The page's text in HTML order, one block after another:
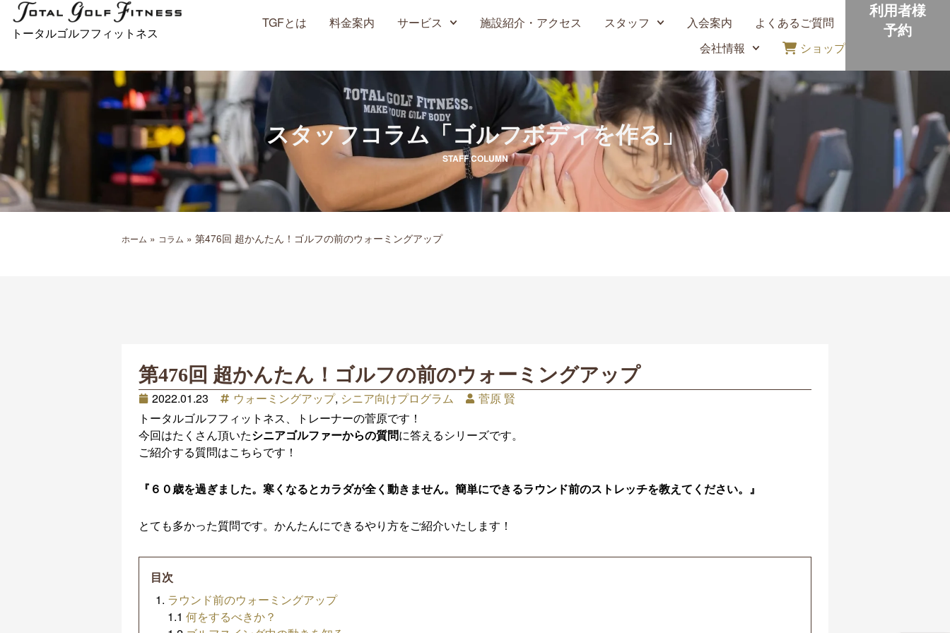
キ
ッ
プ
トータルゴルフフィットネス
TGFとは 料金案内 サービス 施設紹介・アクセス スタッフ 入会案内
よくあるご質問
会社情報
ショップ
利用者様
予約
スタッフコラム「ゴルフボディを作る」
STAFF COLUMN
ホーム » コラム » 第476回 超かんたん！ゴルフの前のウォーミングアップ
第476回 超かんたん！ゴルフの前のウォーミングアップ
2022.01.23 ウォーミングアップ, シニア向けプログラム
菅原 賢
トータルゴルフフィットネス、トレーナーの菅原です！
今回はたくさん頂いたシニアゴルファーからの質問に答えるシリーズです。
ご紹介する質問はこちらです！
『６０歳を過ぎました。寒くなるとカラダが全く動きません。簡単にできるラウンド前のストレッチを教えてください。』
とても多かった質問です。かんたんにできるやり方をご紹介いたします！
目次
ラウンド前のウォーミングアップ
1.1 何をするべきか？